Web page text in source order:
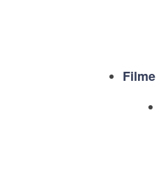
Filme